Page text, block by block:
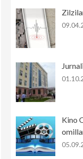
Kino